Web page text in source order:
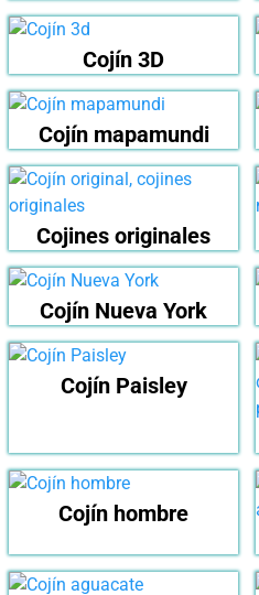
Cojín 3D
Cojín mapamundi
Cojines originales
Cojín Nueva York
Cojín Paisley
Cojín hombre